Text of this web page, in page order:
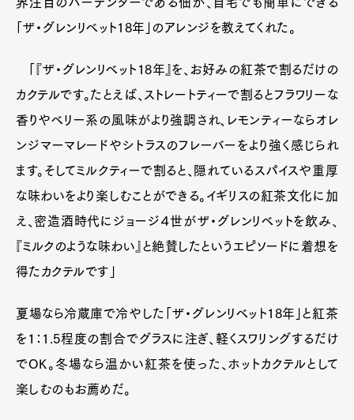
界注目のバーテンダーである佃が、自宅でも簡単にできる
「ザ・グレンリベット18年」のアレンジを教えてくれた。
「『ザ・グレンリベット18年』を、お好みの紅茶で割るだけの
カクテルです。たとえば、ストレートティーで割るとフラワリーな
香りやベリー系の風味がより強調され、レモンティーならオレ
ンジマーマレードやシトラスのフレーバーをより強く感じられ
ます。そしてミルクティーで割ると、隠れているスパイスや重厚
な味わいをより楽しむことができる。イギリスの紅茶文化に加
え、密造酒時代にジョージ４世がザ・グレンリベットを飲み、
『ミルクのような味わい』と絶賛したというエピソードに着想を
得たカクテルです」
夏場なら冷蔵庫で冷やした「ザ・グレンリベット18年」と紅茶
を１：1.5程度の割合でグラスに注ぎ、軽くスワリングするだけ
でOK。冬場なら温かい紅茶を使った、ホットカクテルとして
楽しむのもお薦めだ。